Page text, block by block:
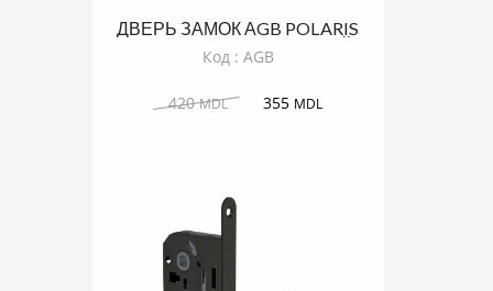
ДВЕРЬ ЗАМОК АGB POLARIS
БЛЕСТ. НИКЕЛИРОВАНЫЙ
Код : AGB
420MDL 355 MDL